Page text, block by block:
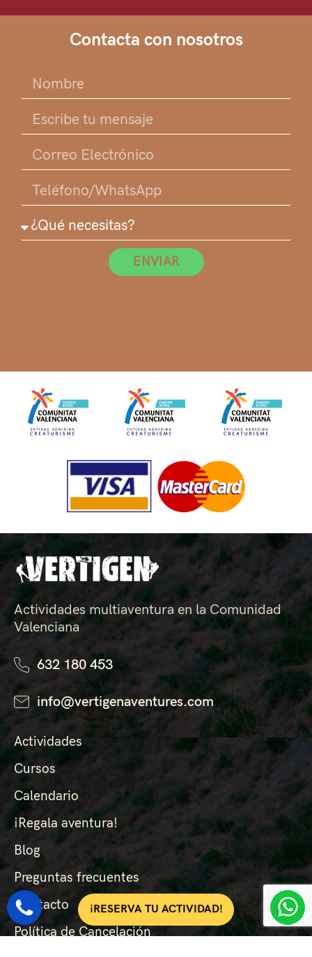
Contacta con nosotros
ENVIAR
Actividades multiaventura en la Comunidad
Valenciana
632 180 453
info@vertigenaventures.com
Actividades
Cursos
Calendario
¡Regala aventura!
Blog
Preguntas frecuentes
Contacto
Política de Cancelación
¡RESERVA TU ACTIVIDAD!